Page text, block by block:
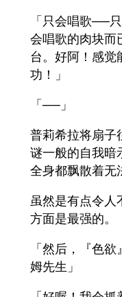
「只会唱歌──
会唱歌的肉块而
台。好阿！感觉
功！」
「──」
普莉希拉将扇子
谜一般的自我暗
全身都飘散着无
虽然是有点令人
方面是最强的。
「然后，『色
姆先生」